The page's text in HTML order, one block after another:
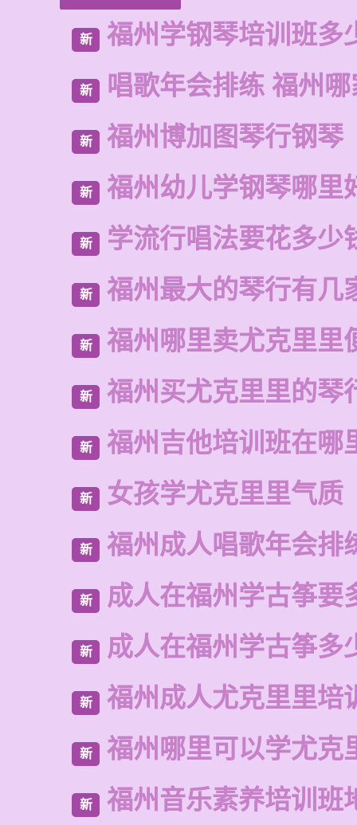
新 福州学钢琴培训班多
新 唱歌年会排练 福州
新 福州博加图琴行钢琴
新 福州幼儿学钢琴哪里
新 学流行唱法要花多少
新 福州最大的琴行有几
新 福州哪里卖尤克里里
新 福州买尤克里里的琴
新 福州吉他培训班在哪
新 女孩学尤克里里气质
新 福州成人唱歌年会排
新 成人在福州学古筝要
新 成人在福州学古筝多
新 福州成人尤克里里培
新 福州哪里可以学尤克
新 福州音乐素养培训班